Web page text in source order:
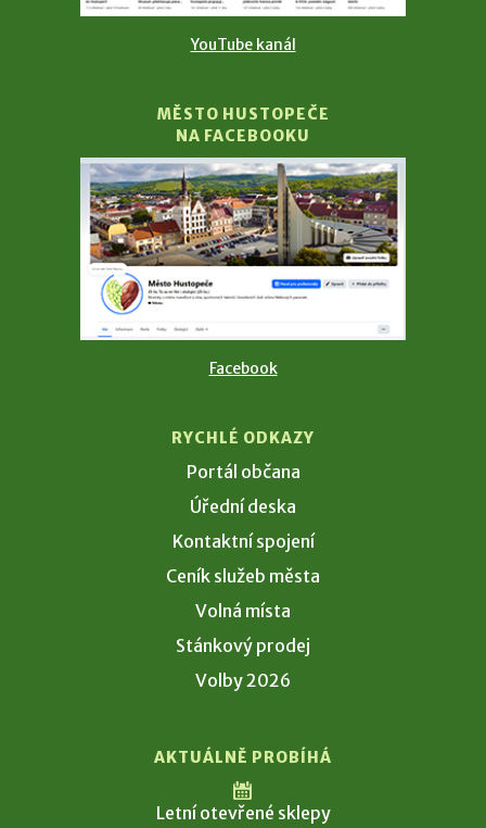
YouTube kanál
MĚSTO HUSTOPEČE
NA FACEBOOKU
Facebook
RYCHLÉ ODKAZY
Portál občana
Úřední deska
Kontaktní spojení
Ceník služeb města
Volná místa
Stánkový prodej
Volby 2026
AKTUÁLNĚ PROBÍHÁ
Letní otevřené sklepy